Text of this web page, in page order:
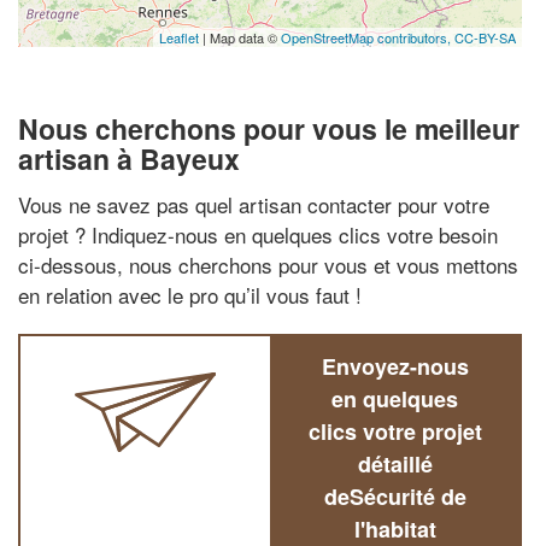
Leaflet | Map data ©OpenStreetMap contributors, CC-BY-SA
Nous cherchons pour vous le meilleur
artisan à Bayeux
Vous ne savez pas quel artisan contacter pour votre
projet ? Indiquez-nous en quelques clics votre besoin
ci-dessous, nous cherchons pour vous et vous mettons
en relation avec le pro qu’il vous faut !
Envoyez-nous
en quelques
clics votre projet
détaillé
deSécurité de
l'habitat